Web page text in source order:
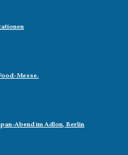
Messe.
Abend im Adlon, Berlin